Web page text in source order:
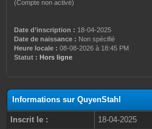
(Compte non activé)
Date d’inscription : 18-04-2025
Date de naissance : Non spécifié
Heure locale : 08-08-2026 à 18:45 PM
Statut : Hors ligne
Informations sur QuyenStahl
Inscrit le :
18-04-2025